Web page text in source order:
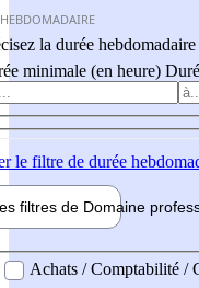
la durée hebdomadaire
minimale (en heure)
le filtre de durée
filtres de Domaine pro
professionel
Achats / Comptabilité /